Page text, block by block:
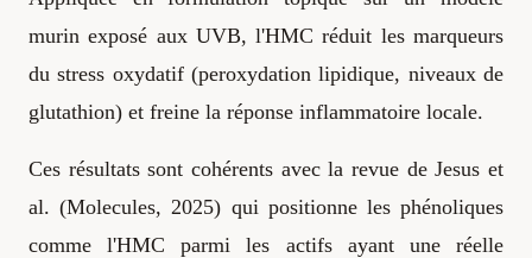
murin exposé aux UVB, l'HMC réduit les marqueurs
du stress oxydatif (peroxydation lipidique, niveaux de
glutathion) et freine la réponse inflammatoire locale.
Ces résultats sont cohérents avec la revue de Jesus et
al. (Molecules, 2025) qui positionne les phénoliques
comme l'HMC parmi les actifs ayant une réelle